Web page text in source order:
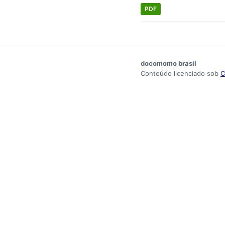
PDF
docomomo brasil
Conteúdo licenciado sob